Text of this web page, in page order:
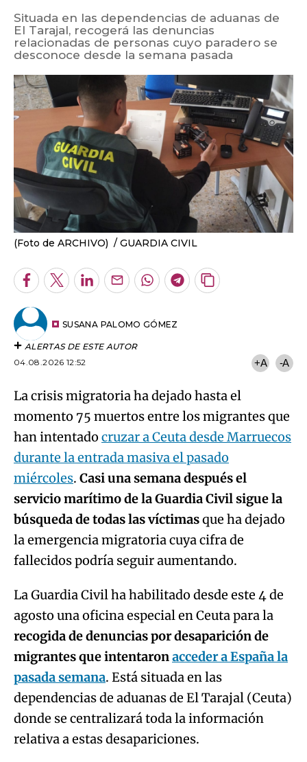
Situada en las dependencias de aduanas de
El Tarajal, recogerá las denuncias
relacionadas de personas cuyo paradero se
desconoce desde la semana pasada
(Foto de ARCHIVO) GUARDIA CIVIL
Facebook
TwitterLinkedInEnviarWhatsapp
Telegram
Copiar
SUSANA PALOMO GÓMEZ
ALERTAS DE ESTE AUTOR
04.08.2026 12:52
+A -A
La crisis migratoria ha dejado hasta el
momento 75 muertos entre los migrantes que
han intentado cruzar a Ceuta desde Marruecos
durante la entrada masiva el pasado
miércoles. Casi una semana después el
servicio marítimo de la Guardia Civil sigue la
búsqueda de todas las víctimasque ha dejado
la emergencia migratoria cuya cifra de
fallecidos podría seguir aumentando.
La Guardia Civil ha habilitado desde este 4 de
agosto una oficina especial en Ceuta para la
recogida de denuncias por desaparición de
migrantes que intentaronacceder a España la
pasada semana. Está situada en las
dependencias de aduanas de El Tarajal (Ceuta)
donde se centralizará toda la información
relativa a estas desapariciones.